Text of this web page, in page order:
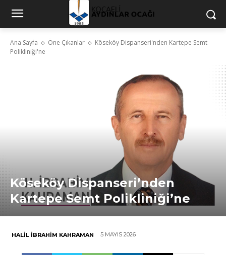
Ana Sayfa Öne Çıkanlar
Köseköy Dispanseri'nden Kartepe Semt
Polikliniği'ne
Köseköy Dispanseri’nden
Kartepe Semt Polikliniği’ne
HALIL İBRAHIM KAHRAMAN 5 MAYIS 2026